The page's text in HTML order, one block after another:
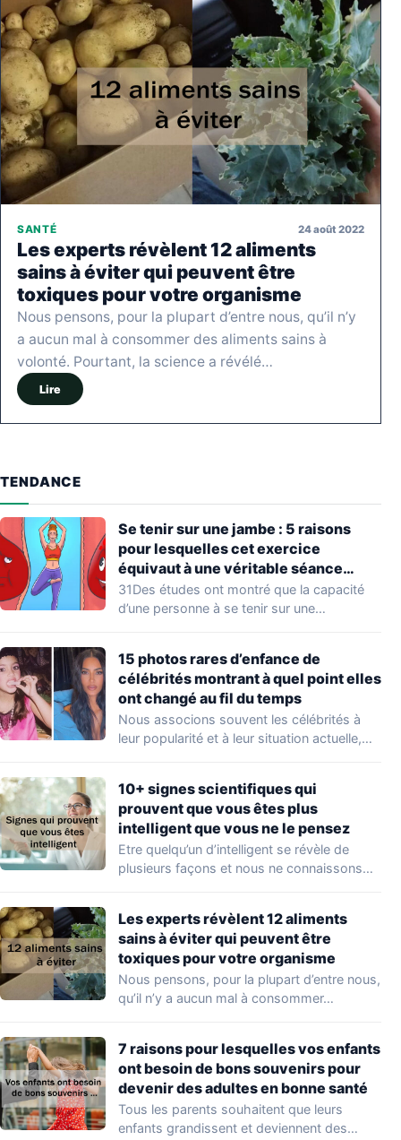
SANTÉ 24 août 2022
Les experts révèlent 12 aliments
sains à éviter qui peuvent être
toxiques pour votre organisme
Nous pensons, pour la plupart d’entre nous, qu’il n’y
a aucun mal à consommer des aliments sains à
volonté. Pourtant, la science a révélé…
Lire
TENDANCE
Se tenir sur une jambe : 5 raisons
pour lesquelles cet exercice
équivaut à une véritable séance
d’entraînement
31Des études ont montré que la capacité
d’une personne à se tenir sur une…
15 photos rares d’enfance de
célébrités montrant à quel point elles
ont changé au fil du temps
Nous associons souvent les célébrités à
leur popularité et à leur situation actuelle,
10+ signes scientifiques qui
prouvent que vous êtes plus
intelligent que vous ne le pensez
Etre quelqu’un d’intelligent se révèle de
plusieurs façons et nous ne connaissons
Les experts révèlent 12 aliments
sains à éviter qui peuvent être
toxiques pour votre organisme
Nous pensons, pour la plupart d’entre nous,
qu’il n’y a aucun mal à consommer…
7 raisons pour lesquelles vos enfants
ont besoin de bons souvenirs pour
devenir des adultes en bonne santé
Tous les parents souhaitent que leurs
enfants grandissent et deviennent des